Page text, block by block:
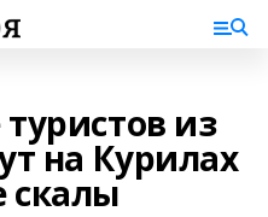
из
на Курилах
скалы